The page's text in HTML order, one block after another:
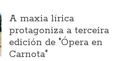
A maxia lírica
protagoniza a terceira
edición de "Ópera en
Carnota"